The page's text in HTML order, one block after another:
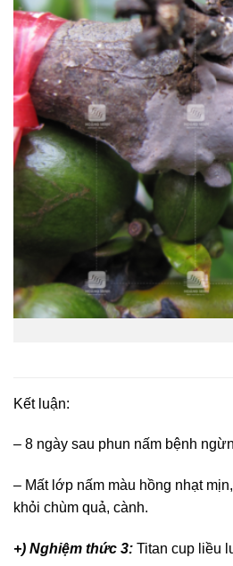
Kết luận:
– 8 ngày sau phun nấm bệnh
– Mất lớp nấm màu hồng nhạt
khỏi chùm quả, cành.
+) Nghiệm thức 3: Titan cup liều